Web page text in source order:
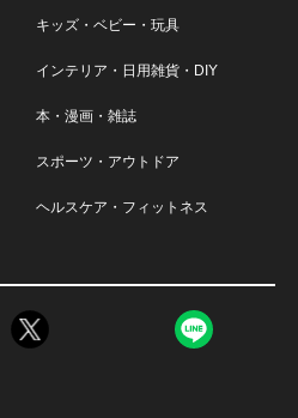
キッズ・ベビー・玩具
インテリア・日用雑貨・DIY
本・漫画・雑誌
スポーツ・アウトドア
ヘルスケア・フィットネス